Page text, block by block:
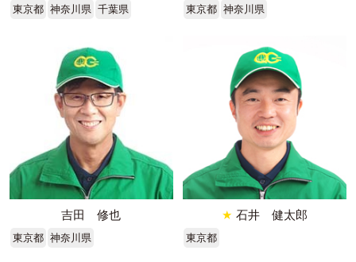
東京都 神奈川県 千葉県 東京都 神奈川県
吉田 修也
東京都 神奈川県
★ 石井 健太郎
東京都